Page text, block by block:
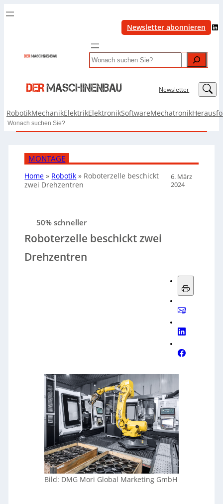
Newsletter abonnieren LinkedIn
Search
Newsletter LinkedIn
RobotikMechanikElektrikElektronikSoftwareMechatronik
Search
MONTAGE
Home » Robotik » Roboterzelle beschickt
zwei Drehzentren
6. März
2024
50% schneller
Roboterzelle beschickt zwei
Drehzentren
Bild: DMG Mori Global Marketing GmbH